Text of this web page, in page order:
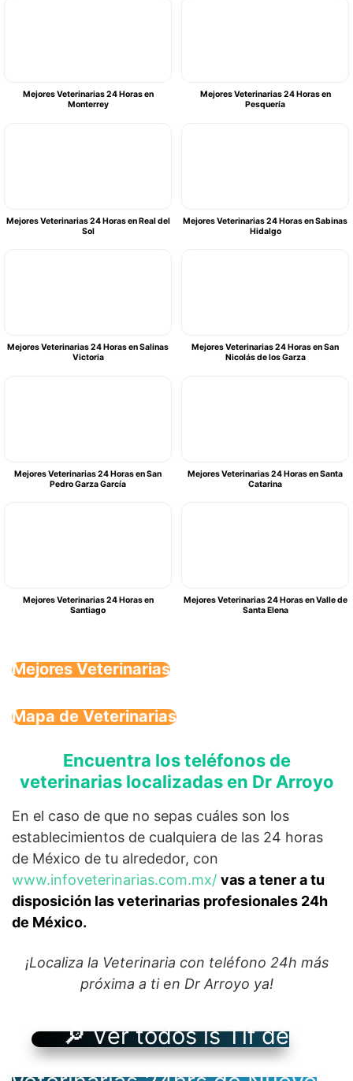
Mejores Veterinarias 24 Horas en
Monterrey
Mejores Veterinarias 24 Horas en
Pesquería
Mejores Veterinarias 24 Horas en Real del
Sol
Mejores Veterinarias 24 Horas en Sabinas
Hidalgo
Mejores Veterinarias 24 Horas en Salinas
Victoria
Mejores Veterinarias 24 Horas en San
Nicolás de los Garza
Mejores Veterinarias 24 Horas en San
Pedro Garza García
Mejores Veterinarias 24 Horas en Santa
Catarina
Mejores Veterinarias 24 Horas en
Santiago
Mejores Veterinarias 24 Horas en Valle de
Santa Elena
Mejores Veterinarias
Mapa de Veterinarias
Encuentra los teléfonos de
veterinarias localizadas en Dr Arroyo
En el caso de que no sepas cuáles son los
establecimientos de cualquiera de las 24 horas
de México de tu alrededor, con
www.infoveterinarias.com.mx/ vas a tener a tu
disposición las veterinarias profesionales 24h
de México.
¡Localiza la Veterinaria con teléfono 24h más
próxima a ti en Dr Arroyo ya!
🔎 Ver todos ls Tlf de